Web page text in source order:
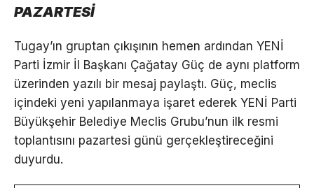
PAZARTESİ
Tugay’ın gruptan çıkışının hemen ardından YENİ
Parti İzmir İl Başkanı Çağatay Güç de aynı platform
üzerinden yazılı bir mesaj paylaştı. Güç, meclis
içindeki yeni yapılanmaya işaret ederek YENİ Parti
Büyükşehir Belediye Meclis Grubu’nun ilk resmi
toplantısını pazartesi günü gerçekleştireceğini
duyurdu.